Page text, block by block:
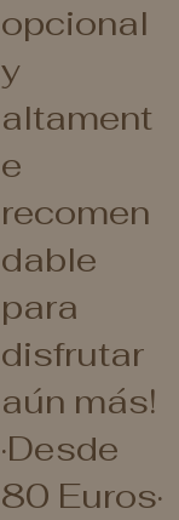
opcional
y
altament
e
recomen
dable
para
disfrutar
aún más!
·Desde
80 Euros·